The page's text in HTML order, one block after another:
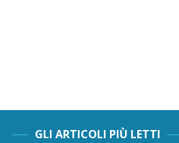
GLI ARTICOLI PIÙ LETTI